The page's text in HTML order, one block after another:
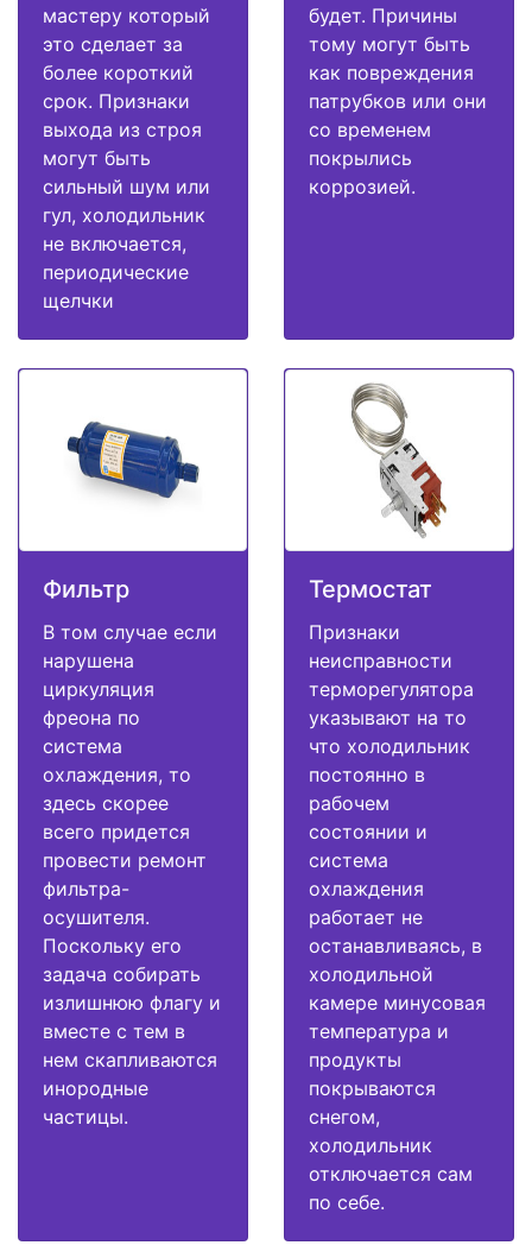
мастеру который
это сделает за
более короткий
срок. Признаки
выхода из строя
могут быть
сильный шум или
гул, холодильник
не включается,
периодические
щелчки
будет. Причины
тому могут быть
как повреждения
патрубков или они
со временем
покрылись
коррозией.
Фильтр
В том случае если
нарушена
циркуляция
фреона по
система
охлаждения, то
здесь скорее
всего придется
провести ремонт
фильтра-
осушителя.
Поскольку его
задача собирать
излишнюю флагу и
вместе с тем в
нем скапливаются
инородные
частицы.
Термостат
Признаки
неисправности
терморегулятора
указывают на то
что холодильник
постоянно в
рабочем
состоянии и
система
охлаждения
работает не
останавливаясь, в
холодильной
камере минусовая
температура и
продукты
покрываются
снегом,
холодильник
отключается сам
по себе.